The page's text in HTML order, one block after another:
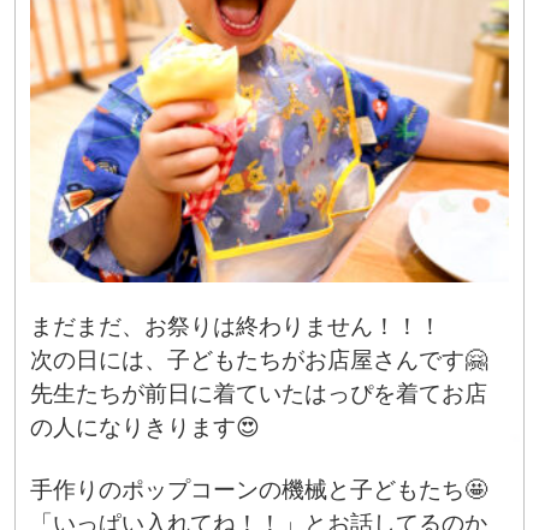
まだまだ、お祭りは終わりません！！！
次の日には、子どもたちがお店屋さんです🤗
先生たちが前日に着ていたはっぴを着てお店
の人になりきります😍
手作りのポップコーンの機械と子どもたち🤩
「いっぱい入れてね！！」とお話してるのか